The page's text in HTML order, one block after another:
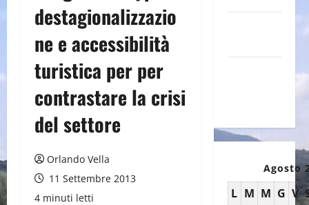
destagionalizzazio
ne e accessibilità
turistica per per
contrastare la crisi
del settore
Orlando Vella
11 Settembre 2013
4 minuti letti
Agosto
L M M G V